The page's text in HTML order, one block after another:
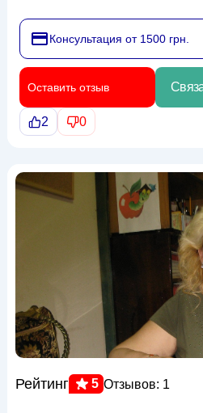
Консультация от 1500 грн.
Оставить отзыв
2 0
Рейтинг 5 Отзывов: 1